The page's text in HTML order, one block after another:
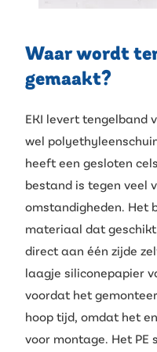
Waar wordt
gemaakt?
EKI levert tengelband
wel
heeft een gesloten
bestand is tegen veel
omstandigheden. Het
materiaal dat
direct aan één zijde
laagje siliconepapier
voordat het
hoop tijd, omdat het
voor montage. Het PE